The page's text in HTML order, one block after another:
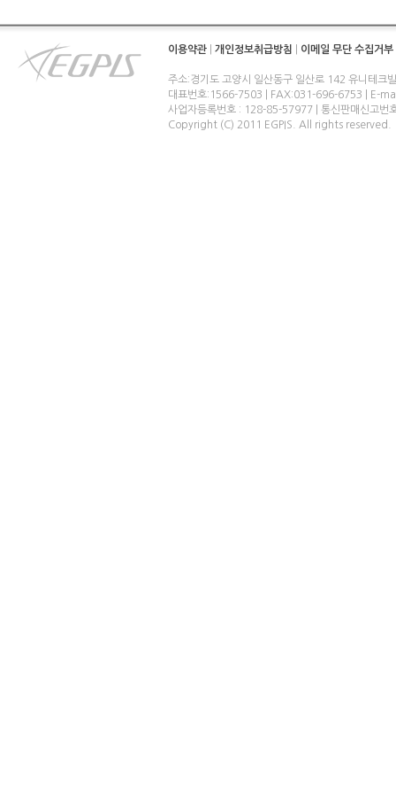
이용약관 개인정보취급방침 이메일 무단 수집거부
주소:경기도 고양시 일산동구 일산로 142 유니테크
대표번호:1566-7503 | FAX:031-696-6753 | E-
사업자등록번호 : 128-85-57977 | 통신판매신고번
Copyright (C) 2011 EGPIS. All rights reserved.